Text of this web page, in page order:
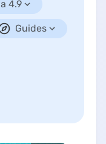
4.9
Guides